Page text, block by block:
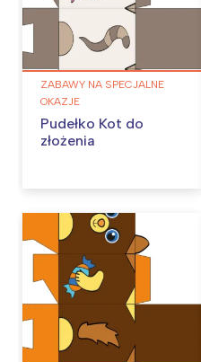
ZABAWY NA SPECJALNE
OKAZJE
Pudełko Kot do
złożenia